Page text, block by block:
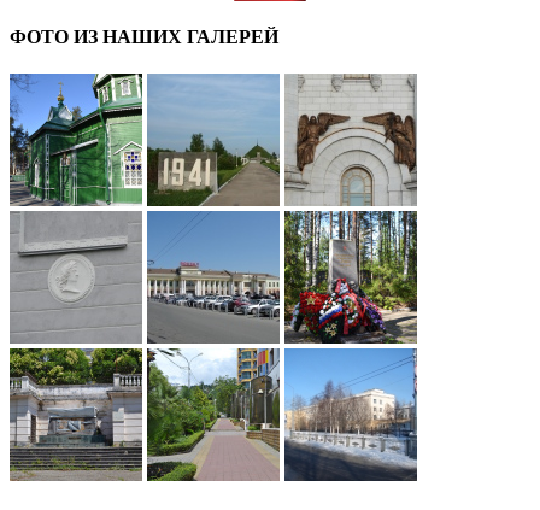
ФОТО ИЗ НАШИХ ГАЛЕРЕЙ